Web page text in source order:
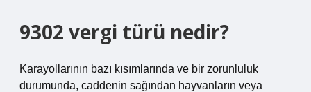
9302 vergi türü nedir?
Karayollarının bazı kısımlarında ve bir zorunluluk
durumunda, caddenin sağından hayvanların veya